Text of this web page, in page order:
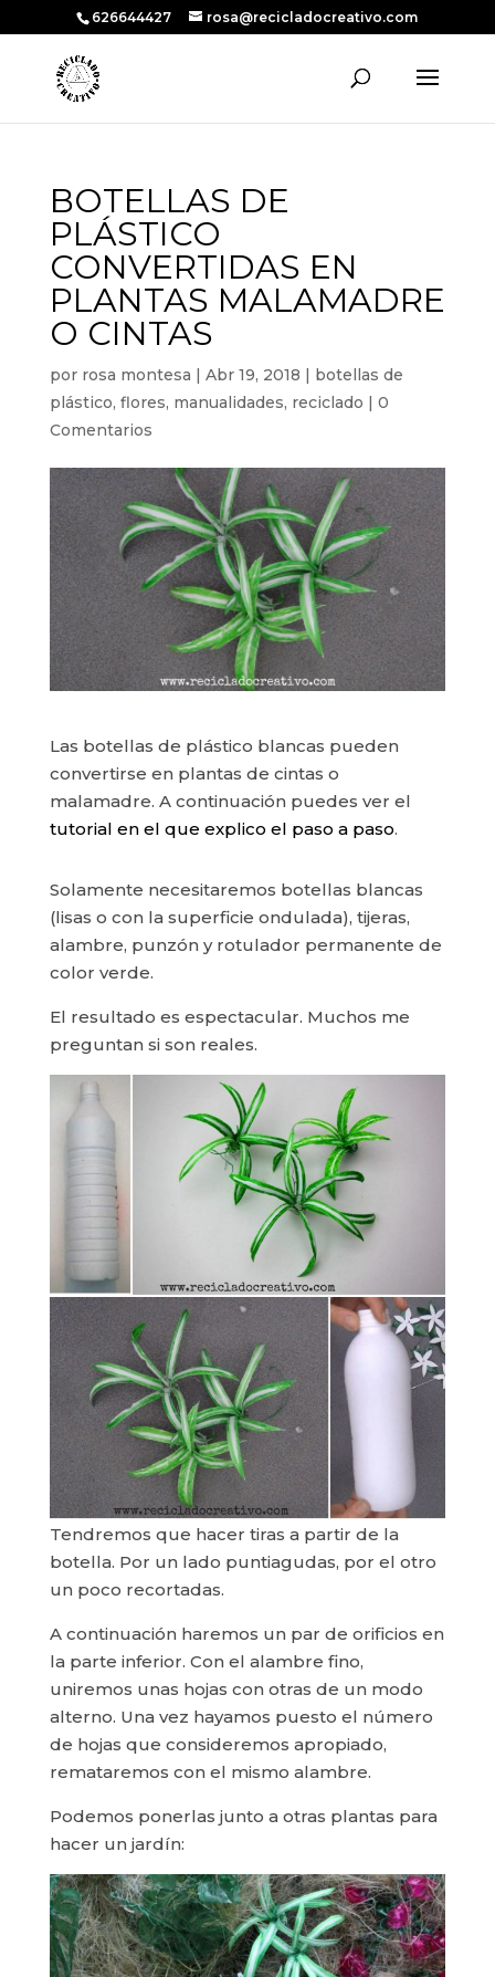
626644427 rosa@recicladocreativo.com
BOTELLAS DE
PLÁSTICO
CONVERTIDAS EN
PLANTAS MALAMADRE
O CINTAS
por rosa montesa | Abr 19, 2018 | botellas de
plástico, flores, manualidades, reciclado | 0
Comentarios
Las botellas de plástico blancas pueden
convertirse en plantas de cintas o
malamadre. A continuación puedes ver el
tutorial en el que explico el paso a paso.
Solamente necesitaremos botellas blancas
(lisas o con la superficie ondulada), tijeras,
alambre, punzón y rotulador permanente de
color verde.
El resultado es espectacular. Muchos me
preguntan si son reales.
Tendremos que hacer tiras a partir de la
botella. Por un lado puntiagudas, por el otro
un poco recortadas.
A continuación haremos un par de orificios en
la parte inferior. Con el alambre fino,
uniremos unas hojas con otras de un modo
alterno. Una vez hayamos puesto el número
de hojas que consideremos apropiado,
remataremos con el mismo alambre.
Podemos ponerlas junto a otras plantas para
hacer un jardín: